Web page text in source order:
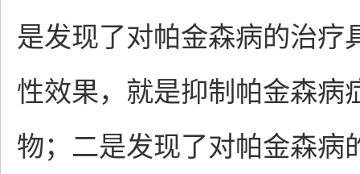
是发现了对帕金森病的治
性效果，就是抑制帕金森病
物；二是发现了对帕金森